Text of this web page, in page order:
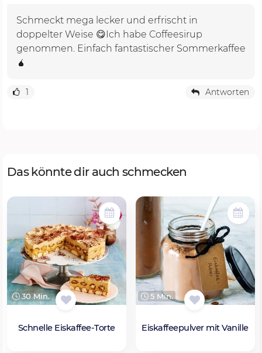
Schmeckt mega lecker und erfrischt in
doppelter Weise 😋Ich habe Coffeesirup
genommen. Einfach fantastischer Sommerkaffee
🧉
1 Antworten
Das könnte dir auch schmecken
30 Min.
Schnelle Eiskaffee-Torte
5 Min.
Eiskaffeepulver mit Vanille